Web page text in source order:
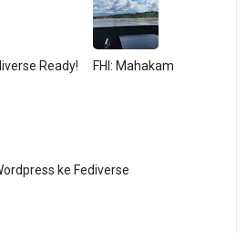
Ready! FHI: Mahakam
ke Fediverse